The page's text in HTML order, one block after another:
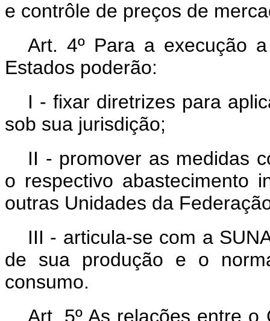
e contrôle de preços de
Art. 4º Para a execução
Estados poderão:
I - fixar diretrizes para
sob sua jurisdição;
II - promover as medidas
o respectivo abastecimento
outras Unidades da
III - articula-se com a
de sua produção e o
consumo.
Art. 5º As relações entre